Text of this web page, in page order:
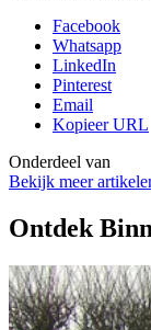
Facebook
Whatsapp
LinkedIn
Pinterest
Email
Kopieer URL
Onderdeel van
Bekijk meer
Ontdek